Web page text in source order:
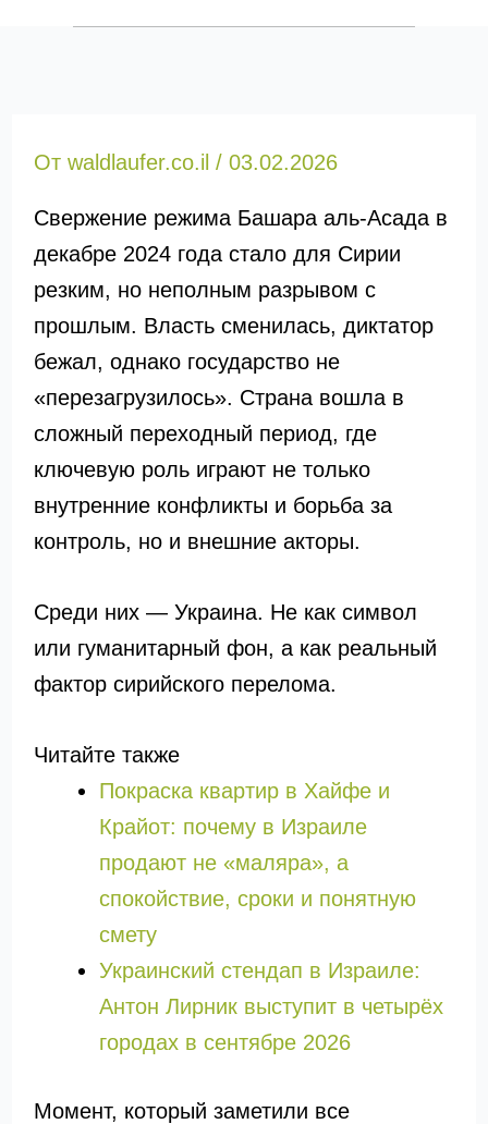
От waldlaufer.co.il / 03.02.2026
Свержение режима Башара аль-Асада в
декабре 2024 года стало для Сирии
резким, но неполным разрывом с
прошлым. Власть сменилась, диктатор
бежал, однако государство не
«перезагрузилось». Страна вошла в
сложный переходный период, где
ключевую роль играют не только
внутренние конфликты и борьба за
контроль, но и внешние акторы.
Среди них — Украина. Не как символ
или гуманитарный фон, а как реальный
фактор сирийского перелома.
Читайте также
Покраска квартир в Хайфе и
Крайот: почему в Израиле
продают не «маляра», а
спокойствие, сроки и понятную
смету
Украинский стендап в Израиле:
Антон Лирник выступит в четырёх
городах в сентябре 2026
Момент, который заметили все